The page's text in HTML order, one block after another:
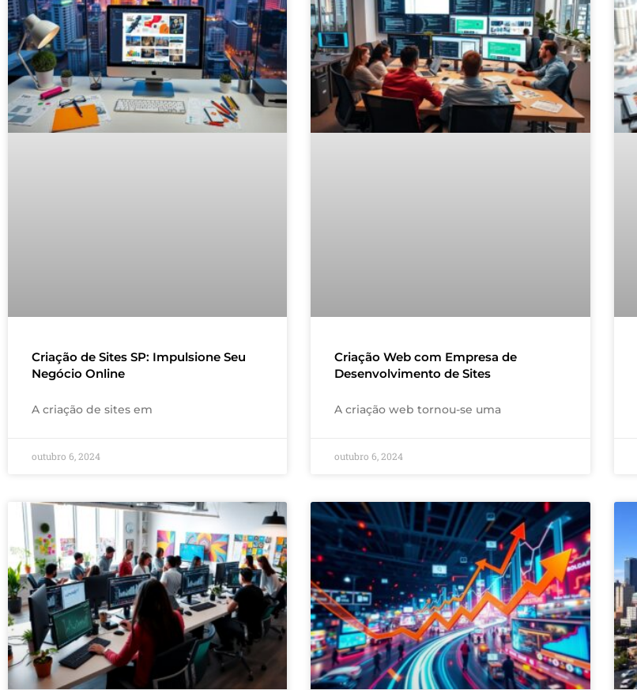
Criação de Sites SP: Impulsione Seu
Negócio Online
A criação de sites em
outubro 6, 2024
Criação Web com Empresa de
Desenvolvimento de Sites
A criação web tornou-se uma
outubro 6, 2024